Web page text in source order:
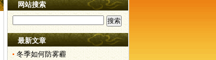
网站搜索
最新文章
冬季如何防雾霾